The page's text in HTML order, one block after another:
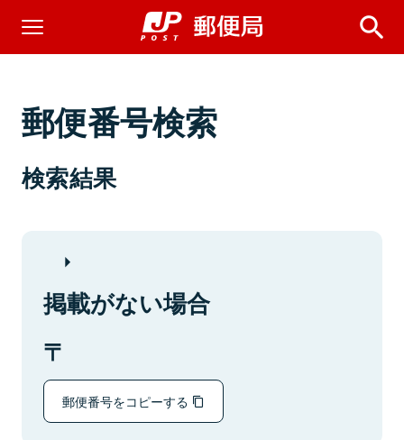
郵便番号検索
検索結果
掲載がない場合
郵便番号をコピーする